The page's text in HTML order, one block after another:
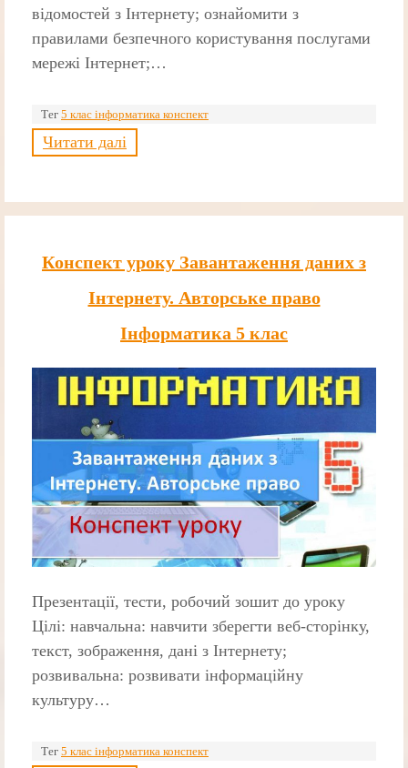
відомостей з Інтернету; ознайомити з
правилами безпечного користування послугами
мережі Інтернет;…
Тег 5 клас інформатика конспект
Читати далі
Конспект уроку Завантаження даних з
Інтернету. Авторське право
Інформатика 5 клас
Презентації, тести, робочий зошит до уроку
Цілі: навчальна: навчити зберегти веб-сторінку,
текст, зображення, дані з Інтернету;
розвивальна: розвивати інформаційну
культуру…
Тег 5 клас інформатика конспект